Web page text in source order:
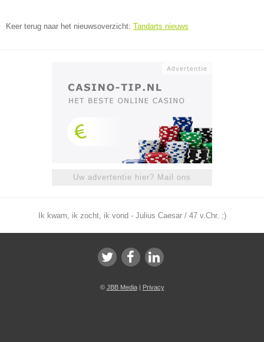
Keer terug naar het nieuwsoverzicht: Tandarts nieuws
Uw advertentie hier? Mail ons
Ik kwam, ik zocht, ik vond - Julius Caesar / 47 v.Chr. ;)
© JBB Media| Privacy